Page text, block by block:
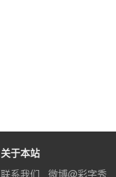
关于本站
联系我们
微博@彩字秀